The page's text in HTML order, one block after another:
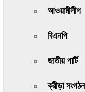
আওয়ামীলীগ
বিএনপি
জাতীয় পার্টি
ক্রীড়া সংগঠন